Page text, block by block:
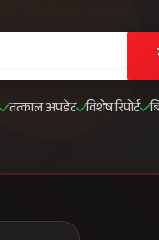
तत्काल अपडेट विशेष रिपोर्ट